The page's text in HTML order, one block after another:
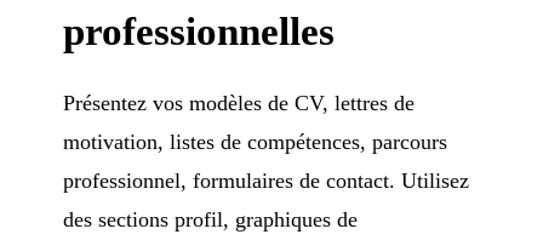
professionnelles
Présentez vos modèles de CV, lettres de
motivation, listes de compétences, parcours
professionnel, formulaires de contact. Utilisez
des sections profil, graphiques de